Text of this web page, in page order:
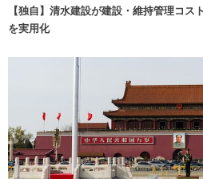
【独自】清水建設が建設・維持管理コ
を実用化